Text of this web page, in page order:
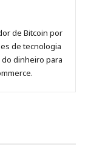
de Bitcoin por
de tecnologia
dinheiro para